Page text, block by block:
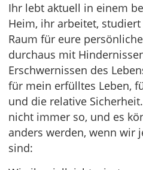
Ihr lebt aktuell in einem
Heim, ihr arbeitet,
Raum für eure
durchaus mit
Erschwernissen des
für mein erfülltes Leben,
und die relative
nicht immer so, und es
anders werden, wenn wir
sind: